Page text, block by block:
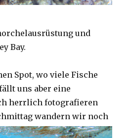
und
Bay.
Spot, wo viele Fische
uns aber eine
herrlich fotografieren
wandern wir noch